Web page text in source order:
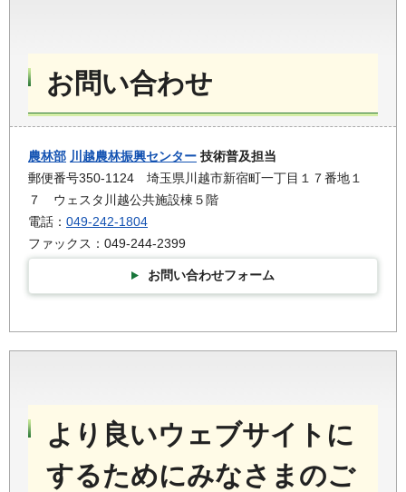
お問い合わせ
農林部 川越農林振興センター 技術普及担当
郵便番号350-1124 埼玉県川越市新宿町一丁目１７番地１
７ ウェスタ川越公共施設棟５階
電話： 049-242-1804
ファックス：049-244-2399
お問い合わせフォーム
より良いウェブサイトに
するためにみなさまのご